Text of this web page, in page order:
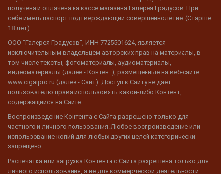
получена и оплачена на кассе магазина Галерея Градусов. При
себе иметь паспорт подтверждающий совершеннолетие. (Старше
18 лет)
ООО "Галерея Градусов", ИНН 7725501624, является
исключительным владельцем авторских прав на материалы, в
том числе тексты, фотоматериалы, аудиоматериалы,
видеоматериалы (далее - Контент), размещенные на веб-сайте
www.cigarpro.ru (далее - Сайт). Доступ к Сайту не дает
пользователю права использовать какой-либо Контент,
содержащийся на Сайте.
Воспроизведение Контента с Сайта разрешено только для
частного и личного пользования. Любое воспроизведение или
использование копий для любых других целей категорически
запрещено.
Распечатка или загрузка Контента с Сайта разрешена только для
личного использования, а не для коммерческой деятельности.